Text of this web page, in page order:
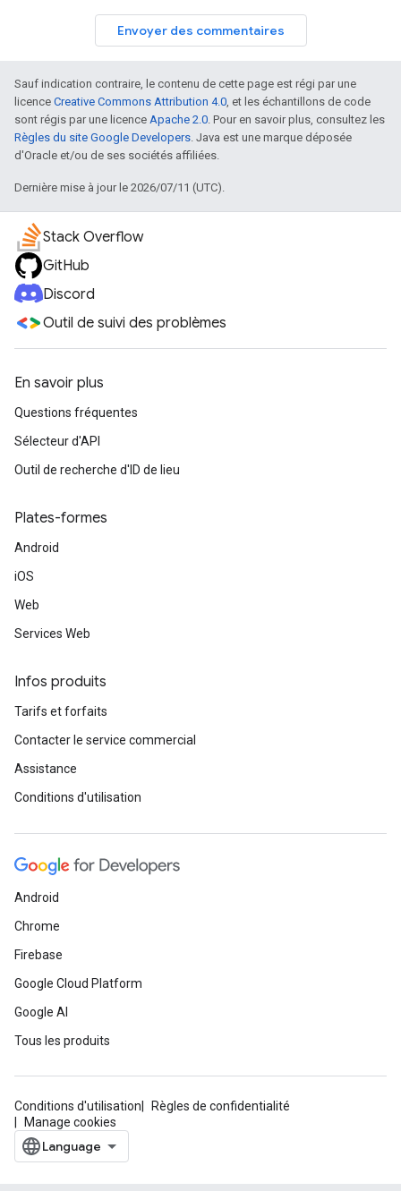
Envoyer des commentaires
Sauf indication contraire, le contenu de cette page est régi par une
licence Creative Commons Attribution 4.0, et les échantillons de code
sont régis par une licence Apache 2.0. Pour en savoir plus, consultez les
Règles du site Google Developers. Java est une marque déposée
d'Oracle et/ou de ses sociétés affiliées.
Dernière mise à jour le 2026/07/11 (UTC).
Stack Overflow
GitHub
Discord
Outil de suivi des problèmes
En savoir plus
Questions fréquentes
Sélecteur d'API
Outil de recherche d'ID de lieu
Plates-formes
Android
iOS
Web
Services Web
Infos produits
Tarifs et forfaits
Contacter le service commercial
Assistance
Conditions d'utilisation
Android
Chrome
Firebase
Google Cloud Platform
Google AI
Tous les produits
Conditions d'utilisation
Règles de confidentialité
Manage cookies